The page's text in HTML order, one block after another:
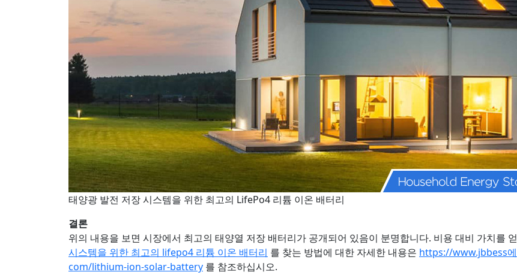
태양광 발전 저장 시스템을 위한 최고의 LifePo4 리튬 이온 배터리
결론
위의 내용을 보면 시장에서 최고의 태양열 저장 배터리가 공개되어 있음이 분명합니다. 비용 대비 가치를
시스템을 위한 최고의 lifepo4 리튬 이온 배터리 를 찾는 방법에 대한 자세한 내용은 https://www.jbbess에
com/lithium-ion-solar-battery 를 참조하십시오.